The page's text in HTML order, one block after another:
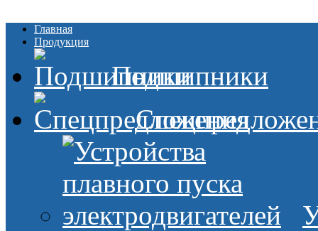
Главная
Продукция
Подшипники